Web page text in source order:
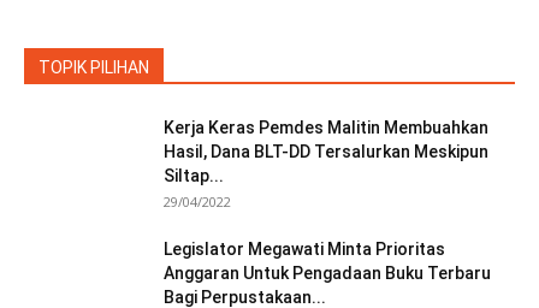
TOPIK PILIHAN
Kerja Keras Pemdes Malitin Membuahkan
Hasil, Dana BLT-DD Tersalurkan Meskipun
Siltap...
29/04/2022
Legislator Megawati Minta Prioritas
Anggaran Untuk Pengadaan Buku Terbaru
Bagi Perpustakaan...